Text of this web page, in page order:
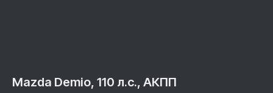
Mazda Demio, 110 л.с., АКПП